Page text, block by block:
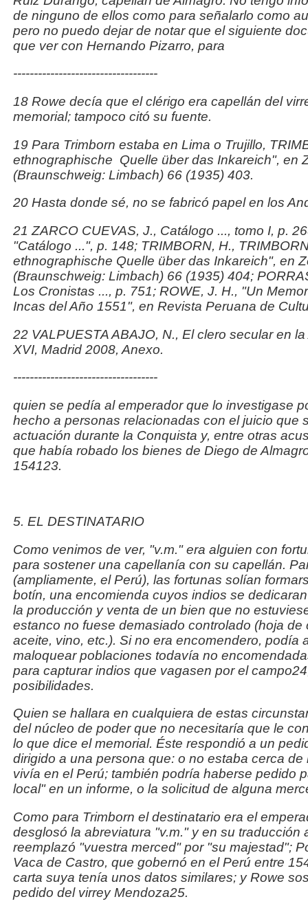
de ninguno de ellos como para señalarlo como
pero no puedo dejar de notar que elsiguiente
que ver con Hernando Pizarro, para
-----------------------------------
18 Rowe decía que el clérigo era capellán del
memorial; tampoco citó su fuente.
19 Para Trimborn estaba en Lima o Trujillo,
ethnographische Quelle über das Inkareich", en
(Braunschweig: Limbach) 66 (1935) 403.
20 Hasta donde sé, no se fabricó papel en los
21 ZARCO CUEVAS, J., Catálogo ..., tomo I, p.
"Catálogo ...", p. 148; TRIMBORN, H.,
ethnographische Quelle über das Inkareich", en
(Braunschweig: Limbach) 66 (1935) 404;
Los Cronistas ..., p. 751; ROWE, J. H., "Un
Incas del Año 1551", en Revista Peruana de
22 VALPUESTA ABAJO, N., El clero secular en
XVI, Madrid 2008, Anexo.
-----------------------------------
quien se pedía al emperador que lo investigase
hecho a personas relacionadas con el juicio que
actuación durante la Conquista y, entre otras
que había robado los bienes de Diego de
154123.
5. EL DESTINATARIO
Como venimos de ver, "v.m." era alguien con
para sostener una capellanía con su capellán.
(ampliamente, el Perú), las fortunas solían
botín, una encomienda cuyos indios se
la producción y venta de un bien que no
estanco no fuese demasiado controlado (hoja de
aceite, vino, etc.). Si no era encomendero, podía
maloquear poblaciones todavía no
para capturar indios que vagasen por el
posibilidades.
Quien se hallara en cualquiera de estas
delnúcleo de poder que no necesitaría que le
lo que dice el memorial. Éste respondió a un
dirigido a una persona que: o no estaba cerca
vivía en el Perú; también podría haberse pedido
local" en un informe, o la solicitud de alguna
Como para Trimborn el destinatario era el
desglosó la abreviatura "v.m." y en su traducción
reemplazó "vuestra merced" por "su majestad";
Vaca de Castro, que gobernó en el Perú entre
carta suya tenía unos datos similares; y Rowe
pedido del virrey Mendoza25.